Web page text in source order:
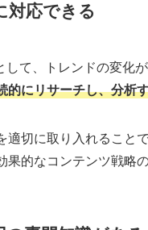
には、トレンドを素早